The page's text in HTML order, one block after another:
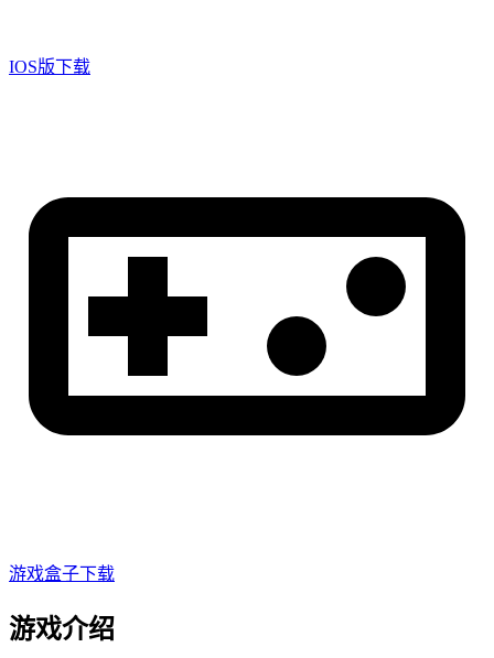
IOS版下载
游戏盒子下载
游戏介绍